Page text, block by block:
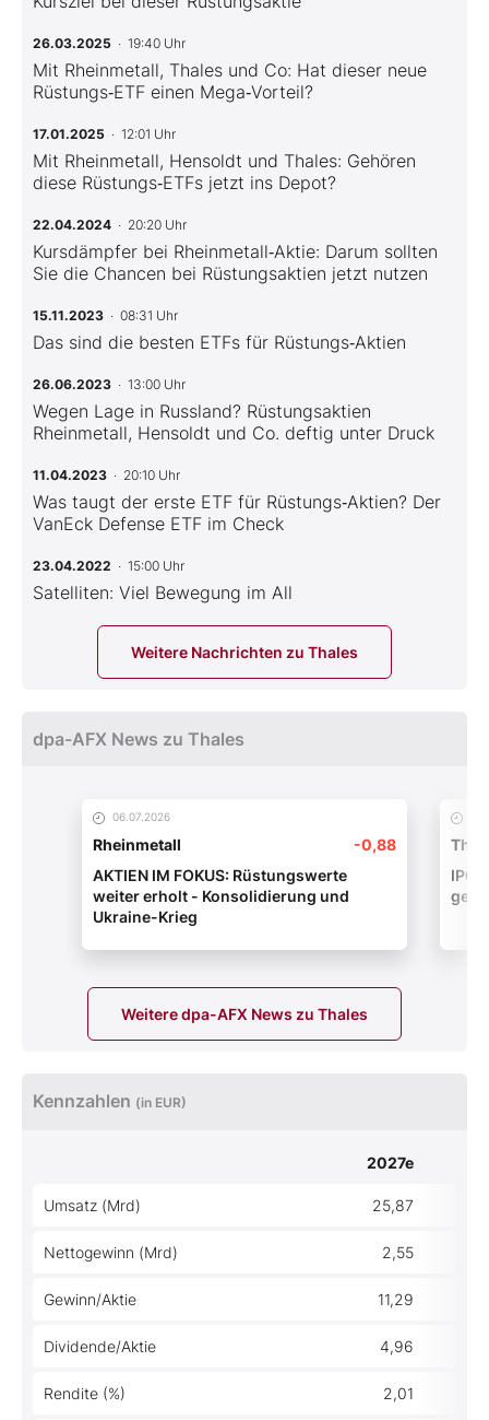
26.03.2025 · 19:40 Uhr
Mit Rheinmetall, Thales und Co: Hat dieser neue
Rüstungs‑ETF einen Mega‑Vorteil?
17.01.2025 · 12:01 Uhr
Mit Rheinmetall, Hensoldt und Thales: Gehören
diese Rüstungs‑ETFs jetzt ins Depot?
22.04.2024 · 20:20 Uhr
Kursdämpfer bei Rheinmetall‑Aktie: Darum sollten
Sie die Chancen bei Rüstungsaktien jetzt nutzen
15.11.2023 · 08:31 Uhr
Das sind die besten ETFs für Rüstungs‑Aktien
26.06.2023 · 13:00 Uhr
Wegen Lage in Russland? Rüstungsaktien
Rheinmetall, Hensoldt und Co. deftig unter Druck
11.04.2023 · 20:10 Uhr
Was taugt der erste ETF für Rüstungs‑Aktien? Der
VanEck Defense ETF im Check
23.04.2022 · 15:00 Uhr
Satelliten: Viel Bewegung im All
Weitere Nachrichten zu Thales
dpa-AFX News zu Thales
06.07.2026
Rheinmetall
-0,88
AKTIEN IM FOKUS: Rüstungswerte
weiter erholt - Konsolidierung und
Ukraine-Krieg
IPO/
geht
Weitere dpa-AFX News zu Thales
Kennzahlen (in EUR)
2027e
Umsatz (Mrd) 25,87
Nettogewinn (Mrd) 2,55
Gewinn/Aktie 11,29
Dividende/Aktie 4,96
Rendite (%) 2,01